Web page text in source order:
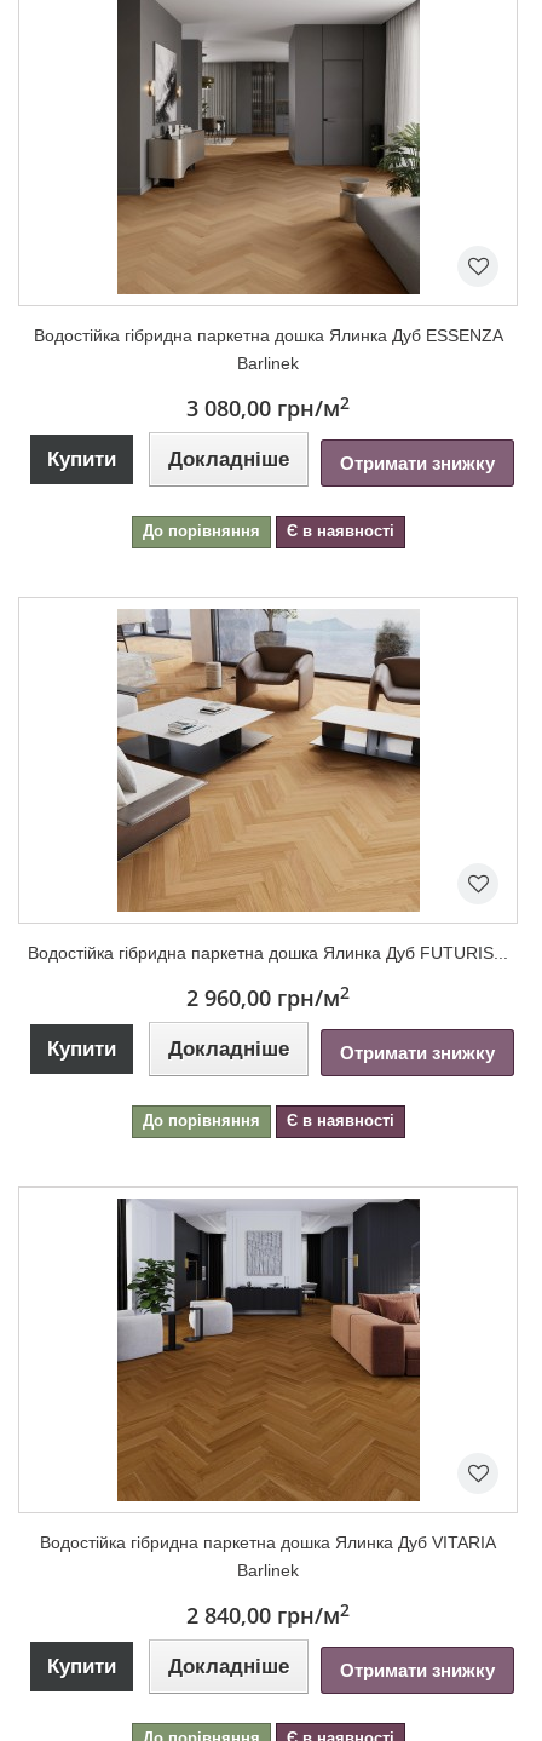
Водостійка гібридна паркетна дошка Ялинка Дуб ESSENZA
Barlinek
3 080,00 грн/м2
Купити Докладніше Отримати знижку
До порівняння Є в наявності
Водостійка гібридна паркетна дошка Ялинка Дуб FUTURIS...
2 960,00 грн/м2
Купити Докладніше Отримати знижку
До порівняння Є в наявності
Водостійка гібридна паркетна дошка Ялинка Дуб VITARIA
Barlinek
2 840,00 грн/м2
Купити Докладніше Отримати знижку